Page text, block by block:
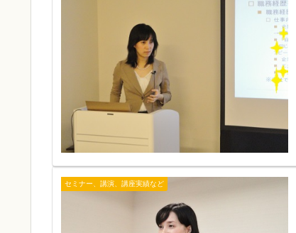
セミナー、講演、講座実績など